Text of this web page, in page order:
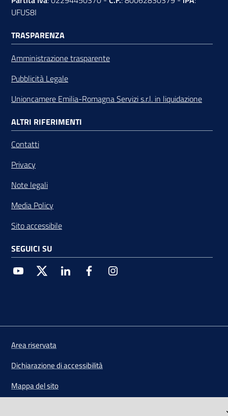
UFUS8I
TRASPARENZA
Amministrazione trasparente
Pubblicità Legale
Unioncamere Emilia-Romagna Servizi s.r.l. in liquidazione
ALTRI RIFERIMENTI
Contatti
Privacy
Note legali
Media Policy
Sito accessibile
SEGUICI SU
Youtube
Twitter Linkedin Facebook
Area riservata
Dichiarazione di accessibilità
Mappa del sito